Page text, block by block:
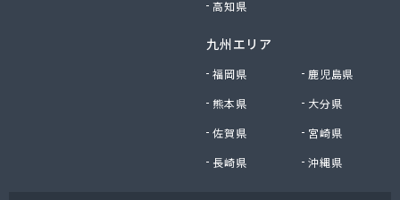
高知県
九州エリア
福岡県
鹿児島県
熊本県
大分県
佐賀県
宮崎県
長崎県
沖縄県